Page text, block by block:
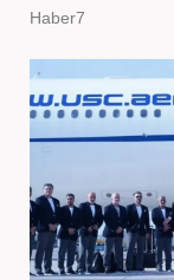
Haber7